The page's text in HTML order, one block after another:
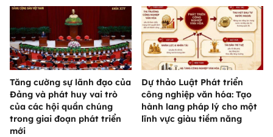
Tăng cường sự lãnh đạo của
Đảng và phát huy vai trò
của các hội quần chúng
trong giai đoạn phát triển
mới
Dự thảo Luật Phát triển
công nghiệp văn hóa: Tạo
hành lang pháp lý cho một
lĩnh vực giàu tiềm năng